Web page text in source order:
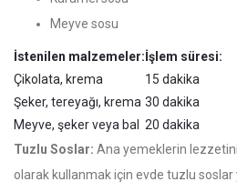
Meyve sosu
İstenilen malzemeler:İşlem süresi:
Çikolata, krema
15 dakika
Şeker, tereyağı, krema 30 dakika
Meyve, şeker veya bal 20 dakika
Tuzlu Soslar: Ana yemeklerin
olarak kullanmak için evde tuzlu soslar